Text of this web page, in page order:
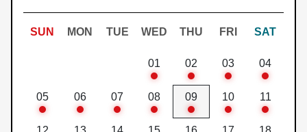
SUN MON TUE WED THU FRI SAT
01 02 03 04
05 06 07 08 09 10 11